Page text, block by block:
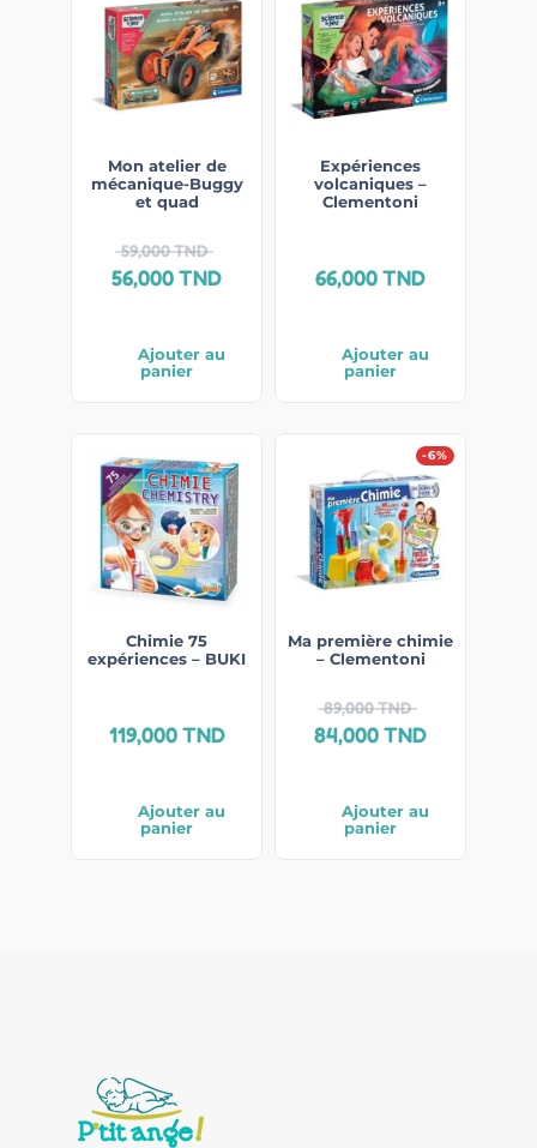
Mon atelier de
mécanique-Buggy
et quad
59,000TND
56,000TND
Ajouter au
panier
Expériences
volcaniques –
Clementoni
66,000TND
Ajouter au
panier
Chimie 75
expériences – BUKI
119,000TND
Ajouter au
panier
-6%
Ma première chimie
– Clementoni
89,000TND
84,000TND
Ajouter au
panier